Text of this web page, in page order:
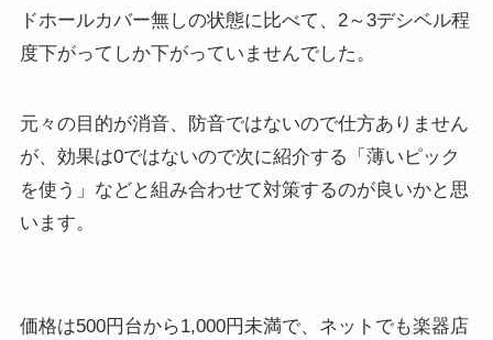
ドホールカバー無しの状態に比べて、2～3デシベル程
度下がってしか下がっていませんでした。
元々の目的が消音、防音ではないので仕方ありません
が、効果は0ではないので次に紹介する「薄いピック
を使う」などと組み合わせて対策するのが良いかと思
います。
価格は500円台から1,000円未満で、ネットでも楽器店